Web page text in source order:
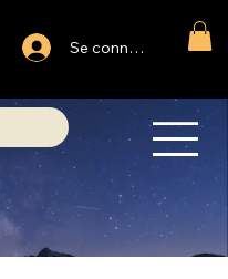
Se connecter